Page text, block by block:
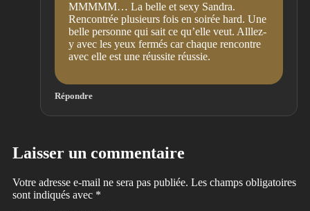
MMMMM… La belle et sexy Sandra.
Rencontrée plusieurs fois en soirée hard. Une
belle personne qui sait ce qu’elle veut. Alllez-
y avec les yeux fermés car chaque rencontre
avec elle est une réussite réussie.
Répondre
Laisser un commentaire
Votre adresse e-mail ne sera pas publiée. Les champs obligatoires
sont indiqués avec *